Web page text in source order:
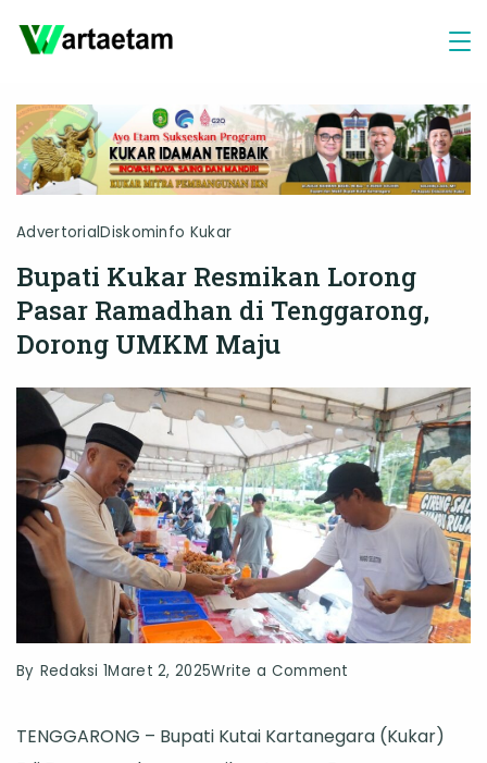
AdvertorialDiskominfo Kukar
Bupati Kukar Resmikan Lorong
Pasar Ramadhan di Tenggarong,
Dorong UMKM Maju
By Redaksi 1Maret 2, 2025Write a Comment
Kukar
TENGGARONG – Bupati Kutai Kartanegara (Kukar)